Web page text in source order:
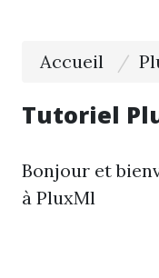
Accueil
Tutoriel
Bonjour et
à PluxMl